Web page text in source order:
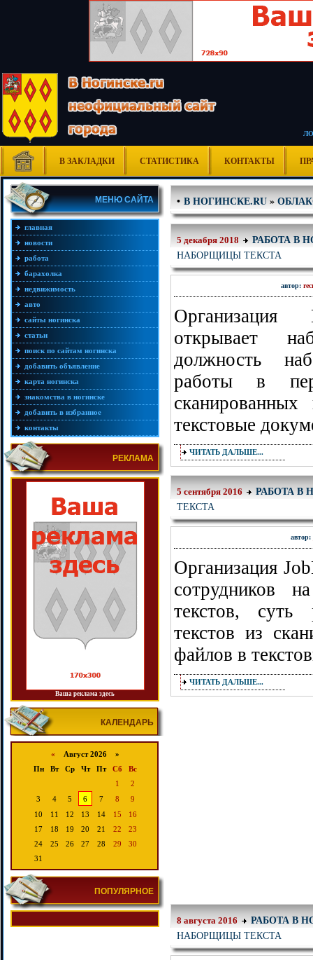
В ЗАКЛАДКИ СТАТИСТИКА КОНТАКТЫ
МЕНЮ САЙТА
главная
новости
работа
барахолка
недвижимость
авто
сайты ногинска
статьи
поиск по сайтам ногинска
добавить объявление
карта ногинска
знакомства в ногинске
добавить в избранное
контакты
РЕКЛАМА
Ваша реклама здесь
КАЛЕНДАРЬ
« Август 2026 »
Пн
Вт Ср Чт Пт Сб
Вс
1
2
3
4 5 6 7 8
9
10
11 12 13 14 15
16
17
18 19 20 21 22
23
24
25 26 27 28 29
30
31
ПОПУЛЯРНОЕ
•В НОГИНСКЕ.RU»
5 декабря 2018 РАБОТА В
НАБОРЩИЦЫ ТЕКСТА
автор:
открывает
должность
работы в
текстовые
ЧИТАТЬ ДАЛЬШЕ...
5 сентября 2016 РАБОТА В
ТЕКСТА
автор:
Организация
сотрудников
текстов, суть
текстов из
файлов в
ЧИТАТЬ ДАЛЬШЕ...
8 августа 2016 РАБОТА В
НАБОРЩИЦЫ ТЕКСТА